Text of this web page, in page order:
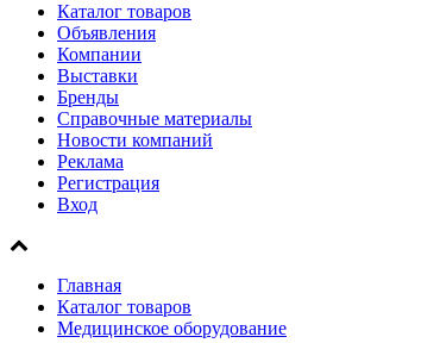
Каталог товаров
Объявления
Компании
Выставки
Бренды
Справочные материалы
Новости компаний
Реклама
Регистрация
Вход
Главная
Каталог товаров
Медицинское оборудование